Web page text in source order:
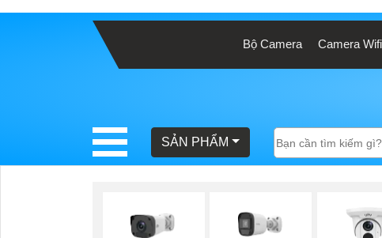
Bộ Camera Camera Wifi
SẢN PHẨM